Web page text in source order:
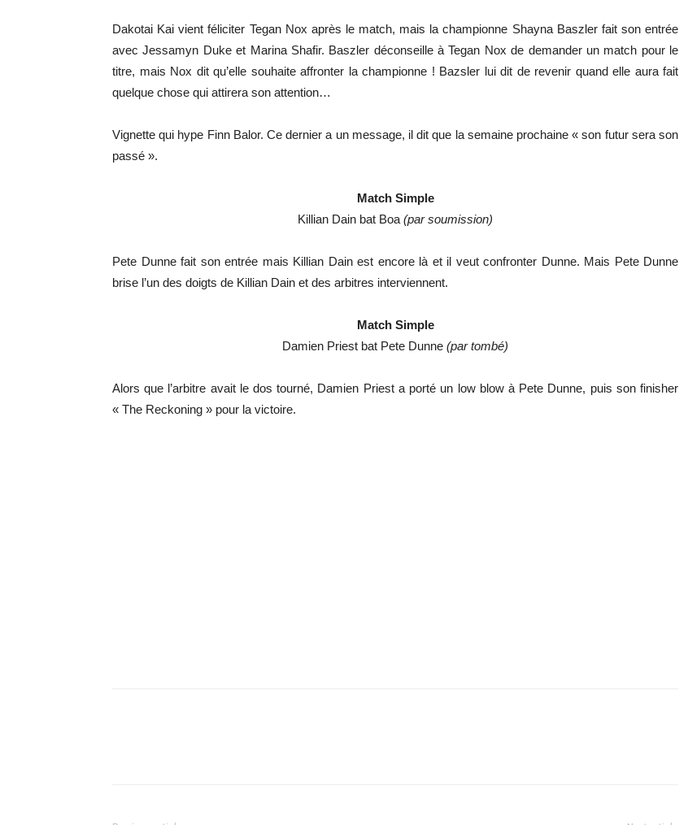
Dakotai Kai vient féliciter Tegan Nox après le match, mais la championne Shayna Baszler fait son entrée
avec Jessamyn Duke et Marina Shafir. Baszler déconseille à Tegan Nox de demander un match pour le
titre, mais Nox dit qu’elle souhaite affronter la championne ! Bazsler lui dit de revenir quand elle aura fait
quelque chose qui attirera son attention…
Vignette qui hype Finn Balor. Ce dernier a un message, il dit que la semaine prochaine « son futur sera son
passé ».
Match Simple
Killian Dain bat Boa (par soumission)
Pete Dunne fait son entrée mais Killian Dain est encore là et il veut confronter Dunne. Mais Pete Dunne
brise l’un des doigts de Killian Dain et des arbitres interviennent.
Match Simple
Damien Priest bat Pete Dunne (par tombé)
Alors que l’arbitre avait le dos tourné, Damien Priest a porté un low blow à Pete Dunne, puis son finisher
« The Reckoning » pour la victoire.